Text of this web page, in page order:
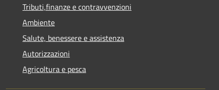
Tributi,finanze e contravvenzioni
Ambiente
Salute, benessere e assistenza
Autorizzazioni
Agricoltura e pesca